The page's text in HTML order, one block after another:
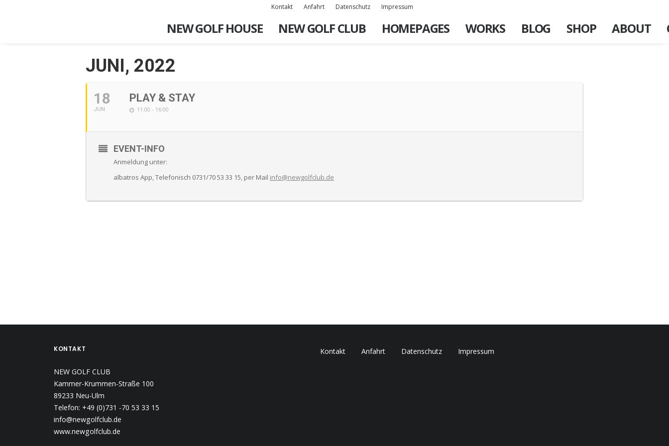
Kontakt Anfahrt Datenschutz Impressum
NEW GOLF HOUSE NEW GOLF CLUB HOMEPAGES WORKS BLOG SHOP ABOUT
JUNI, 2022
18
JUN
PLAY & STAY
11:00 - 16:00
EVENT-INFO
Anmeldung unter:
albatros App, Telefonisch 0731/70 53 33 15, per Mail info@newgolfclub.de
KONTAKT
NEW GOLF CLUB
Kammer-Krummen-Straße 100
89233 Neu-Ulm
Telefon: +49 (0)731 -70 53 33 15
info@newgolfclub.de
www.newgolfclub.de
Kontakt Anfahrt Datenschutz Impressum